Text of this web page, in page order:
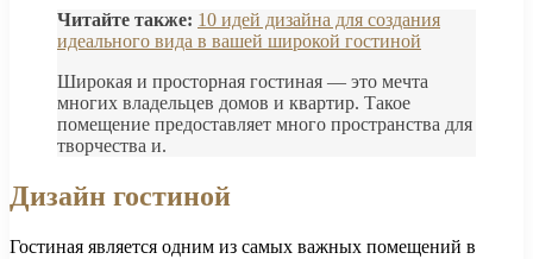
Читайте также: 10 идей дизайна для создания
идеального вида в вашей широкой гостиной
Широкая и просторная гостиная — это мечта
многих владельцев домов и квартир. Такое
помещение предоставляет много пространства для
творчества и.
Дизайн гостиной
Гостиная является одним из самых важных помещений в